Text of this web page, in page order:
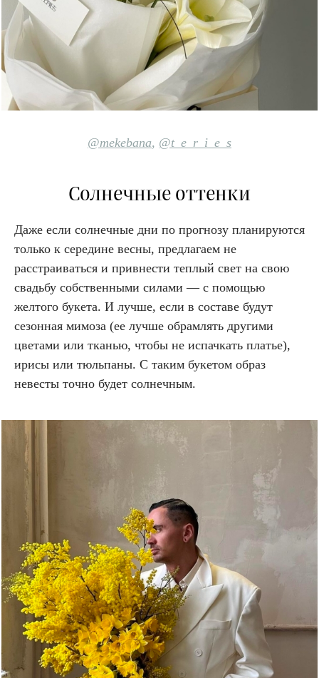
@mekebana, @t_e_r_i_e_s
Солнечные оттенки
Даже если солнечные дни по прогнозу планируются
только к середине весны, предлагаем не
расстраиваться и привнести теплый свет на свою
свадьбу собственными силами — с помощью
желтого букета. И лучше, если в составе будут
сезонная мимоза (ее лучше обрамлять другими
цветами или тканью, чтобы не испачкать платье),
ирисы или тюльпаны. С таким букетом образ
невесты точно будет солнечным.